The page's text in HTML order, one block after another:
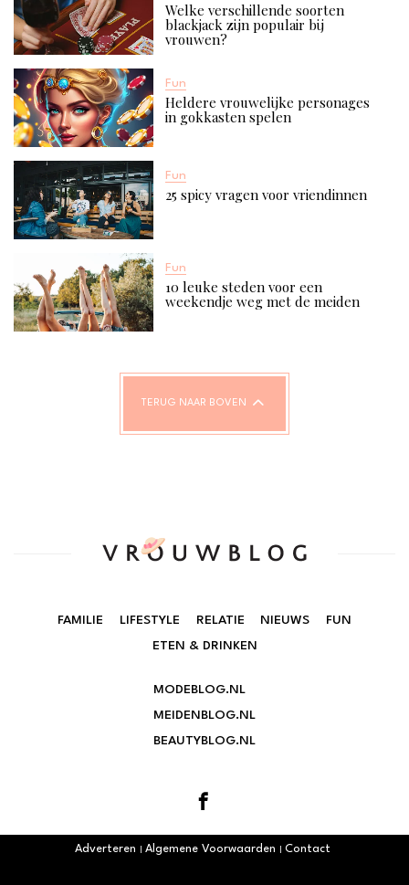
Welke verschillende soorten
blackjack zijn populair bij
vrouwen?
Fun
Heldere vrouwelijke personages
in gokkasten spelen
Fun
25 spicy vragen voor vriendinnen​
Fun
10 leuke steden voor een
weekendje weg met de meiden
TERUG NAAR BOVEN
FAMILIE LIFESTYLE RELATIE NIEUWS
FUN
ETEN & DRINKEN
MODEBLOG.NL
MEIDENBLOG.NL
BEAUTYBLOG.NL
Adverteren Algemene Voorwaarden Contact